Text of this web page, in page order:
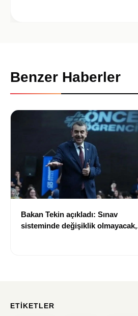
Benzer Haberler
Bakan Tekin açıkladı: Sınav
sisteminde değişiklik olmayacak,
ETIKETLER